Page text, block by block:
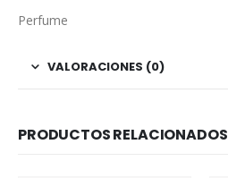
Perfume
VALORACIONES (0)
PRODUCTOS RELACIONADOS